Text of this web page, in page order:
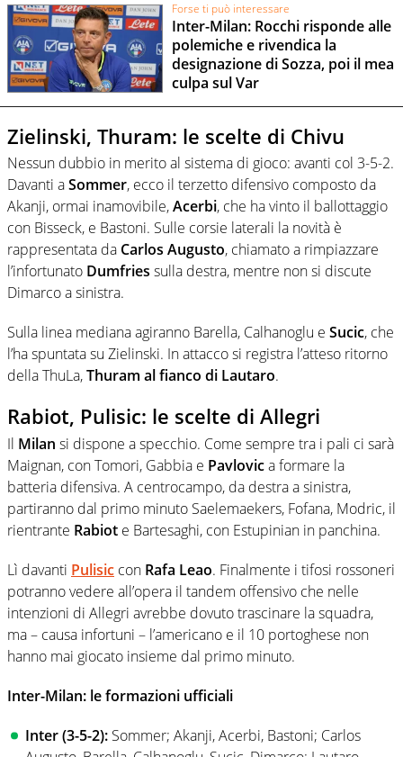
Forse ti può interessare
Inter-Milan: Rocchi risponde alle
polemiche e rivendica la
designazione di Sozza, poi il mea
culpa sul Var
Zielinski, Thuram: le scelte di Chivu
Nessun dubbio in merito al sistema di gioco: avanti col 3-5-2.
Davanti aSommer, ecco il terzetto difensivo composto da
Akanji, ormai inamovibile,Acerbi, che ha vinto il ballottaggio
con Bisseck, e Bastoni. Sulle corsie laterali la novità è
rappresentata da Carlos Augusto, chiamato a rimpiazzare
l’infortunato Dumfries sulla destra, mentre non si discute
Dimarco a sinistra.
Sulla linea mediana agiranno Barella, Calhanoglu e Sucic, che
l’ha spuntata su Zielinski. In attacco si registra l’atteso ritorno
della ThuLa,Thuram al fianco di Lautaro.
Rabiot, Pulisic: le scelte di Allegri
Il Milan si dispone a specchio. Come sempre tra i pali ci sarà
Maignan, con Tomori, Gabbia e Pavlovica formare la
batteria difensiva. A centrocampo, da destra a sinistra,
partiranno dal primo minuto Saelemaekers, Fofana, Modric, il
rientrante Rabiot e Bartesaghi, con Estupinian in panchina.
Lì davanti Pulisic con Rafa Leao. Finalmente i tifosi rossoneri
potranno vedere all’opera il tandem offensivo che nelle
intenzioni di Allegri avrebbe dovuto trascinare la squadra,
ma – causa infortuni – l’americano e il 10 portoghese non
hanno mai giocato insieme dal primo minuto.
Inter-Milan: le formazioni ufficiali
Inter (3-5-2): Sommer; Akanji, Acerbi, Bastoni; Carlos